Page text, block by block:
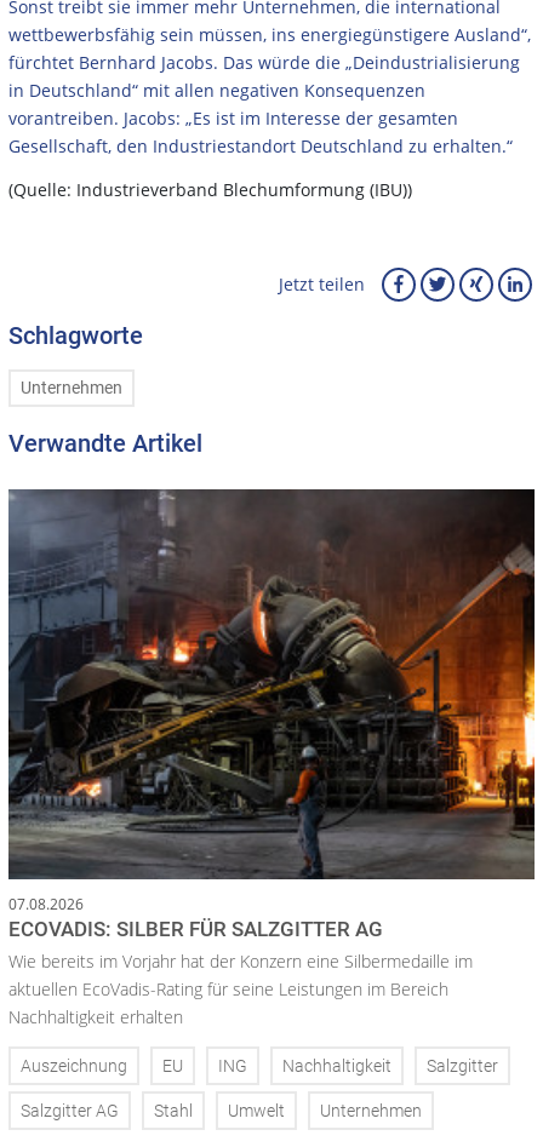
Sonst treibt sie immer mehr Unternehmen, die international
wettbewerbsfähig sein müssen, ins energiegünstigere Ausland“,
fürchtet Bernhard Jacobs. Das würde die „Deindustrialisierung
in Deutschland“ mit allen negativen Konsequenzen
vorantreiben. Jacobs: „Es ist im Interesse der gesamten
Gesellschaft, den Industriestandort Deutschland zu erhalten.“
(Quelle: Industrieverband Blechumformung (IBU))
Jetzt teilen
Schlagworte
Unternehmen
Verwandte Artikel
07.08.2026
ECOVADIS: SILBER FÜR SALZGITTER AG
Wie bereits im Vorjahr hat der Konzern eine Silbermedaille im
aktuellen EcoVadis-Rating für seine Leistungen im Bereich
Nachhaltigkeit erhalten
Auszeichnung EU ING Nachhaltigkeit Salzgitter
Salzgitter AG Stahl Umwelt Unternehmen